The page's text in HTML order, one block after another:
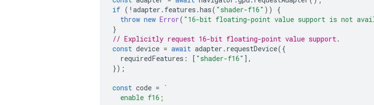
if ( ! adapter . features .has( "shader-f16" ))
{
throw new Error( "16-bit floating-point value support is not
}
// Explicitly request 16-bit floating-point value support.
const device = await adapter . requestDevice({
requiredFeatures : [ "shader-f16" ],
});
const code =
`
  enable f16;